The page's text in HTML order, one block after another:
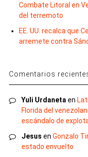
Combate Litoral en
del terremoto
EE. UU. recalca que
arremete contra
Comentarios
Yuli Urdaneta en
Florida del
escándalo de
Jesus en Gonzalo
estado envuelto